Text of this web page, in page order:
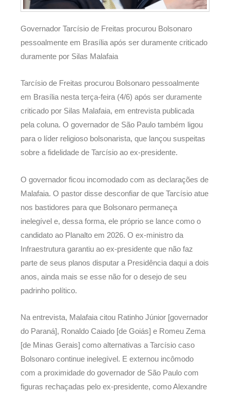
Governador Tarcísio de Freitas procurou Bolsonaro
pessoalmente em Brasília após ser duramente criticado
duramente por Silas Malafaia
Tarcísio de Freitas procurou Bolsonaro pessoalmente
em Brasília nesta terça-feira (4/6) após ser duramente
criticado por Silas Malafaia, em entrevista publicada
pela coluna. O governador de São Paulo também ligou
para o líder religioso bolsonarista, que lançou suspeitas
sobre a fidelidade de Tarcísio ao ex-presidente.
O governador ficou incomodado com as declarações de
Malafaia. O pastor disse desconfiar de que Tarcísio atue
nos bastidores para que Bolsonaro permaneça
inelegível e, dessa forma, ele próprio se lance como o
candidato ao Planalto em 2026. O ex-ministro da
Infraestrutura garantiu ao ex-presidente que não faz
parte de seus planos disputar a Presidência daqui a dois
anos, ainda mais se esse não for o desejo de seu
padrinho político.
Na entrevista, Malafaia citou Ratinho Júnior [governador
do Paraná], Ronaldo Caiado [de Goiás] e Romeu Zema
[de Minas Gerais] como alternativas a Tarcísio caso
Bolsonaro continue inelegível. E externou incômodo
com a proximidade do governador de São Paulo com
figuras rechaçadas pelo ex-presidente, como Alexandre